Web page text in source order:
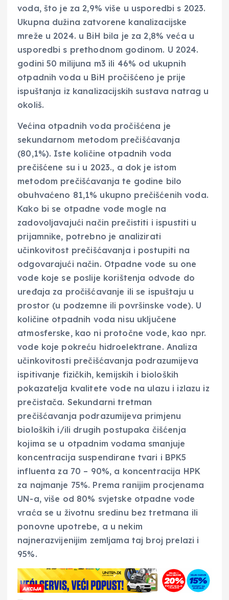
voda, što je za 2,9% više u usporedbi s 2023.
Ukupna dužina zatvorene kanalizacijske
mreže u 2024. u BiH bila je za 2,8% veća u
usporedbi s prethodnom godinom. U 2024.
godini 50 milijuna m3 ili 46% od ukupnih
otpadnih voda u BiH pročišćeno je prije
ispuštanja iz kanalizacijskih sustava natrag u
okoliš.
Većina otpadnih voda pročišćena je
sekundarnom metodom prečišćavanja
(80,1%). Iste količine otpadnih voda
prečišćene su i u 2023., a dok je istom
metodom prečišćavanja te godine bilo
obuhvaćeno 81,1% ukupno prečišćenih voda.
Kako bi se otpadne vode mogle na
zadovoljavajući način prečistiti i ispustiti u
prijamnike, potrebno je analizirati
učinkovitost prečišćavanja i postupiti na
odgovarajući način. Otpadne vode su one
vode koje se poslije korištenja odvode do
uređaja za pročišćavanje ili se ispuštaju u
prostor (u podzemne ili površinske vode). U
količine otpadnih voda nisu uključene
atmosferske, kao ni protočne vode, kao npr.
vode koje pokreću hidroelektrane. Analiza
učinkovitosti prečišćavanja podrazumijeva
ispitivanje fizičkih, kemijskih i bioloških
pokazatelja kvalitete vode na ulazu i izlazu iz
prečistača. Sekundarni tretman
prečišćavanja podrazumijeva primjenu
bioloških i/ili drugih postupaka čišćenja
kojima se u otpadnim vodama smanjuje
koncentracija suspendirane tvari i BPK5
influenta za 70 – 90%, a koncentracija HPK
za najmanje 75%. Prema ranijim procjenama
UN-a, više od 80% svjetske otpadne vode
vraća se u životnu sredinu bez tretmana ili
ponovne upotrebe, a u nekim
najnerazvijenijim zemljama taj broj prelazi i
95%.